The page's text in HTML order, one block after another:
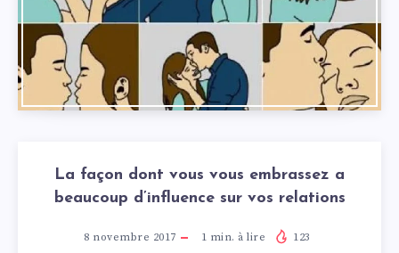
La façon dont vous vous embrassez a
beaucoup d’influence sur vos relations
8 novembre 2017 1 min. à lire 123